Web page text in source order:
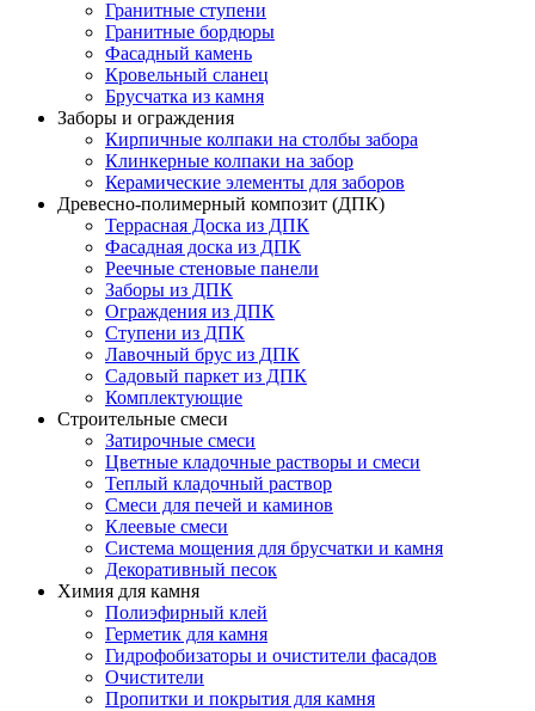
Гранитные ступени
Гранитные бордюры
Фасадный камень
Кровельный сланец
Брусчатка из камня
Заборы и ограждения
Кирпичные колпаки на столбы забора
Клинкерные колпаки на забор
Керамические элементы для заборов
Древесно-полимерный композит (ДПК)
Террасная Доска из ДПК
Фасадная доска из ДПК
Реечные стеновые панели
Заборы из ДПК
Ограждения из ДПК
Ступени из ДПК
Лавочный брус из ДПК
Садовый паркет из ДПК
Комплектующие
Строительные смеси
Затирочные смеси
Цветные кладочные растворы и смеси
Теплый кладочный раствор
Смеси для печей и каминов
Клеевые смеси
Система мощения для брусчатки и камня
Декоративный песок
Химия для камня
Полиэфирный клей
Герметик для камня
Гидрофобизаторы и очистители фасадов
Очистители
Пропитки и покрытия для камня